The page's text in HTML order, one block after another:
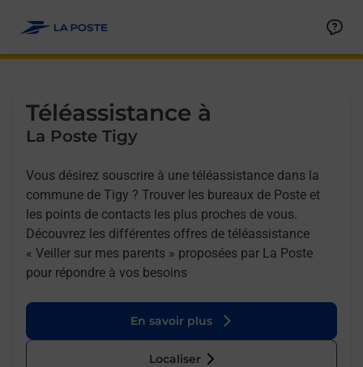
Téléassistance à
La Poste Tigy
Vous désirez souscrire à une téléassistance dans la
commune de Tigy ? Trouver les bureaux de Poste et
les points de contacts les plus proches de vous.
Découvrez les différentes offres de téléassistance
« Veiller sur mes parents » proposées par La Poste
pour répondre à vos besoins
En savoir plus
Localiser